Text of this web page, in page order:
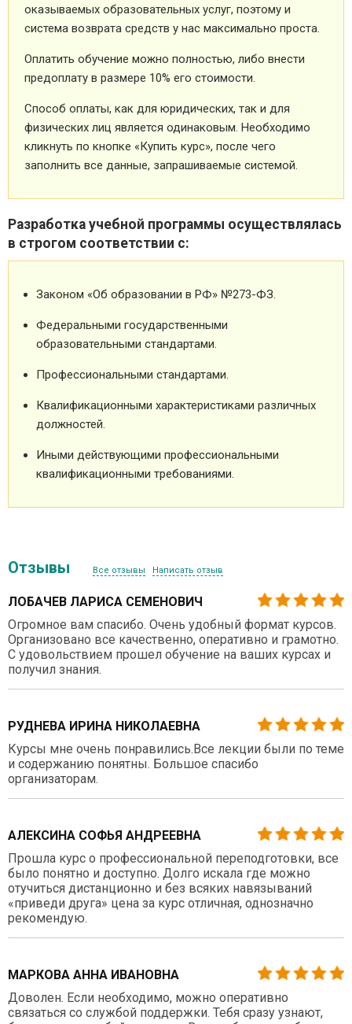
оказываемых образовательных услуг, поэтому и
система возврата средств у нас максимально проста.
Оплатить обучение можно полностью, либо внести
предоплату в размере 10% его стоимости.
Способ оплаты, как для юридических, так и для
физических лиц является одинаковым. Необходимо
кликнуть по кнопке «Купить курс», после чего
заполнить все данные, запрашиваемые системой.
Разработка учебной программы осуществлялась
в строгом соответствии с:
Законом «Об образовании в РФ» №273-ФЗ.
Федеральными государственными
образовательными стандартами.
Профессиональными стандартами.
Квалификационными характеристиками различных
должностей.
Иными действующими профессиональными
квалификационными требованиями.
Отзывы Все отзывы Написать отзыв
ЛОБАЧЕВ ЛАРИСА СЕМЕНОВИЧ
Огромное вам спасибо. Очень удобный формат курсов.
Организовано все качественно, оперативно и грамотно.
С удовольствием прошел обучение на ваших курсах и
получил знания.
РУДНЕВА ИРИНА НИКОЛАЕВНА
Курсы мне очень понравились.Все лекции были по теме
и содержанию понятны. Большое спасибо
организаторам.
АЛЕКСИНА СОФЬЯ АНДРЕЕВНА
Прошла курс о профессиональной переподготовки, все
было понятно и доступно. Долго искала где можно
отучиться дистанционно и без всяких навязываний
«приведи друга» цена за курс отличная, однозначно
рекомендую.
МАРКОВА АННА ИВАНОВНА
Доволен. Если необходимо, можно оперативно
связаться со службой поддержки. Тебя сразу узнают,